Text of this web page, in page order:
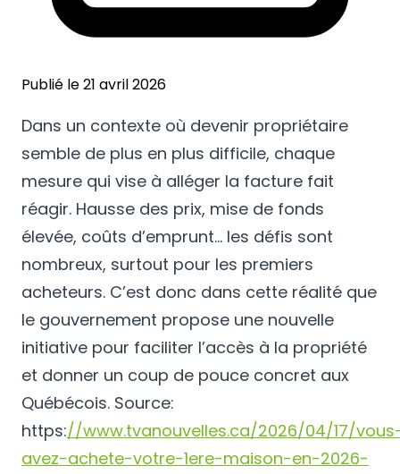
Publié le 21 avril 2026
Dans un contexte où devenir propriétaire
semble de plus en plus difficile, chaque
mesure qui vise à alléger la facture fait
réagir. Hausse des prix, mise de fonds
élevée, coûts d’emprunt… les défis sont
nombreux, surtout pour les premiers
acheteurs. C’est donc dans cette réalité que
le gouvernement propose une nouvelle
initiative pour faciliter l’accès à la propriété
et donner un coup de pouce concret aux
Québécois. Source:
https://www.tvanouvelles.ca/2026/04/17/
avez-achete-votre-1ere-maison-en-2026-